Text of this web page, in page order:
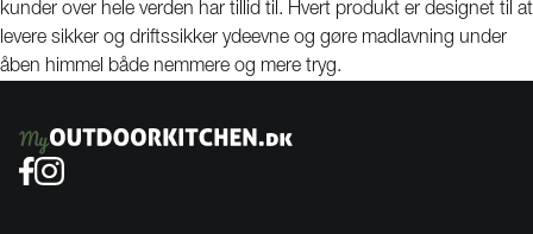
kunder over hele verden har tillid til. Hvert produkt er designet til at
levere sikker og driftssikker ydeevne og gøre madlavning under
åben himmel både nemmere og mere tryg.